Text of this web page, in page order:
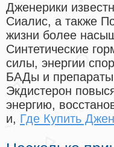
Дженерики
Сиалис, а также
жизни более
Синтетические
силы, энергии
БАДы и
Экдистерон
энергию,
и, Где Купить